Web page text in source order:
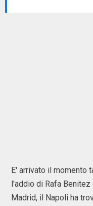
E' arrivato il momento
l'addio di Rafa Benitez
Madrid, il Napoli ha